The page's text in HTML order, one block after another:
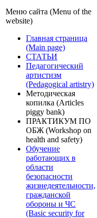
Меню сайта (Menu of the
website)
Главная страница
(Main page)
СТАТЬИ
Педагогический
артистизм
(Pedagogical artistry)
Методическая
копилка (Articles
piggy bank)
ПРАКТИКУМ ПО
ОБЖ (Workshop on
health and safety)
Обучение
работающих в
области
безопасности
жизнедеятельности,
гражданской
обороны и ЧС
(Basic security for